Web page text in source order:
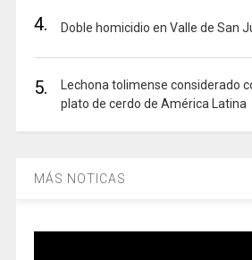
4. Doble homicidio en Valle de San
5.
Lechona tolimense considerado
plato de cerdo de América Latina
MÁS NOTICAS